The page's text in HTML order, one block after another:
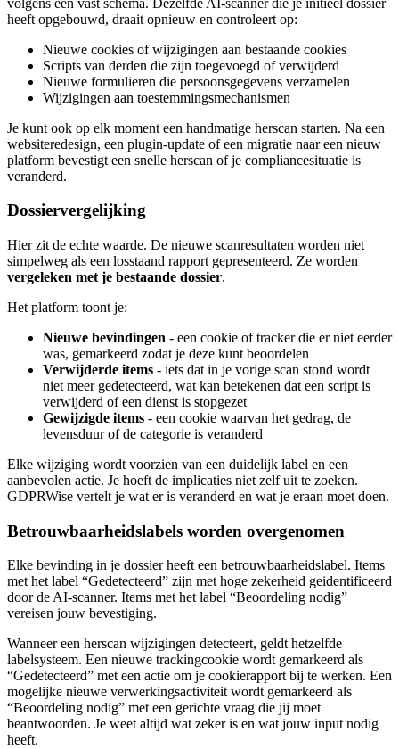
heeft opgebouwd, draait opnieuw en controleert op:
Nieuwe cookies of wijzigingen aan bestaande cookies
Scripts van derden die zijn toegevoegd of verwijderd
Nieuwe formulieren die persoonsgegevens verzamelen
Wijzigingen aan toestemmingsmechanismen
Je kunt ook op elk moment een handmatige herscan starten. Na een
websiteredesign, een plugin-update of een migratie naar een nieuw
platform bevestigt een snelle herscan of je compliancesituatie is
veranderd.
Dossiervergelijking
Hier zit de echte waarde. De nieuwe scanresultaten worden niet
simpelweg als een losstaand rapport gepresenteerd. Ze worden
vergeleken met je bestaande dossier.
Het platform toont je:
Nieuwe bevindingen - een cookie of tracker die er niet eerder
was, gemarkeerd zodat je deze kunt beoordelen
Verwijderde items - iets dat in je vorige scan stond wordt
niet meer gedetecteerd, wat kan betekenen dat een script is
verwijderd of een dienst is stopgezet
Gewijzigde items - een cookie waarvan het gedrag, de
levensduur of de categorie is veranderd
Elke wijziging wordt voorzien van een duidelijk label en een
aanbevolen actie. Je hoeft de implicaties niet zelf uit te zoeken.
GDPRWise vertelt je wat er is veranderd en wat je eraan moet doen.
Betrouwbaarheidslabels worden overgenomen
Elke bevinding in je dossier heeft een betrouwbaarheidslabel. Items
met het label “Gedetecteerd” zijn met hoge zekerheid geidentificeerd
door de AI-scanner. Items met het label “Beoordeling nodig”
vereisen jouw bevestiging.
Wanneer een herscan wijzigingen detecteert, geldt hetzelfde
labelsysteem. Een nieuwe trackingcookie wordt gemarkeerd als
“Gedetecteerd” met een actie om je cookierapport bij te werken. Een
mogelijke nieuwe verwerkingsactiviteit wordt gemarkeerd als
“Beoordeling nodig” met een gerichte vraag die jij moet
beantwoorden. Je weet altijd wat zeker is en wat jouw input nodig
heeft.